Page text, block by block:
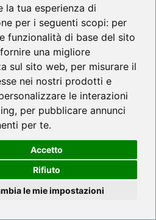
la tua esperienza di
per i seguenti scopi: per
funzionalità di base del sito
una migliore
sul sito web, per misurare il
nei nostri prodotti e
le interazioni
, per pubblicare annunci
per te.
Accetto
Rifiuto
le mie impostazioni
LO SCONTO DI 5 €
FILO SCOZIA